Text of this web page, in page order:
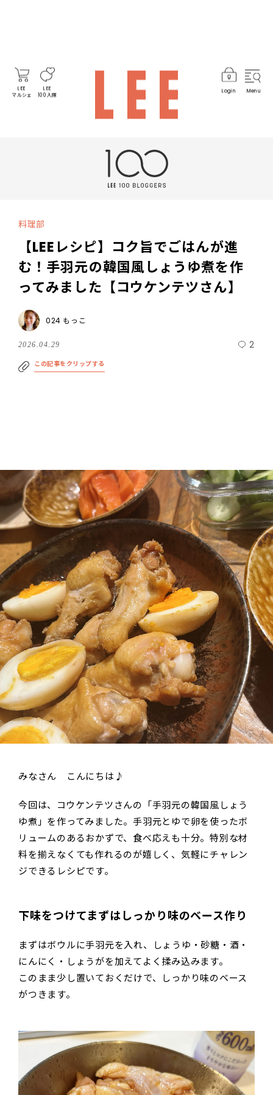
LEE
マルシェ
LEE
100人隊
Login Menu
料理部
【LEEレシピ】コク旨でごはんが進
む！手羽元の韓国風しょうゆ煮を作
ってみました【コウケンテツさん】
024 もっこ
2026.04.29 2
この記事をクリップする
みなさん こんにちは♪
今回は、コウケンテツさんの「手羽元の韓国風しょう
ゆ煮」を作ってみました。手羽元とゆで卵を使ったボ
リュームのあるおかずで、食べ応えも十分。特別な材
料を揃えなくても作れるのが嬉しく、気軽にチャレン
ジできるレシピです。
下味をつけてまずはしっかり味のベース作り
まずはボウルに手羽元を入れ、しょうゆ・砂糖・酒・
にんにく・しょうがを加えてよく揉み込みます。
このまま少し置いておくだけで、しっかり味のベース
がつきます。